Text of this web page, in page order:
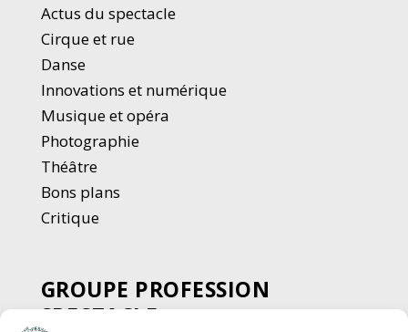
Actus du spectacle
Cirque et rue
Danse
Innovations et numérique
Musique et opéra
Photographie
Théâtre
Bons plans
Critique
GROUPE PROFESSION
SPECTACLE